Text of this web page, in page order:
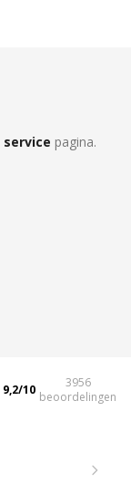
service pagina.
9,2/10
3956
beoordelingen